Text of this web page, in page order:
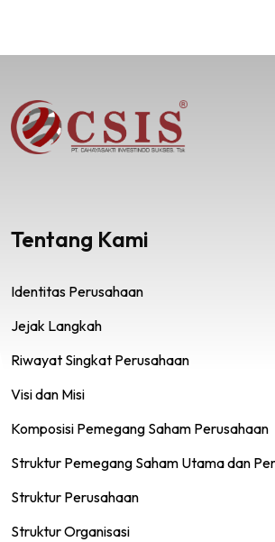
Tentang Kami
Identitas Perusahaan
Jejak Langkah
Riwayat Singkat Perusahaan
Visi dan Misi
Komposisi Pemegang Saham Perusahaan
Struktur Pemegang Saham Utama dan
Struktur Perusahaan
Struktur Organisasi